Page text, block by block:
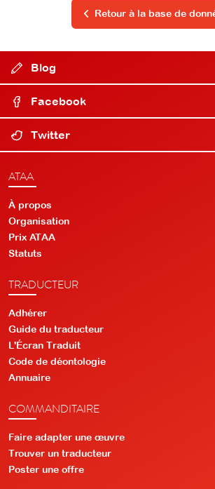
Retour à la base de
Blog
Facebook
Twitter
ATAA
À propos
Organisation
Prix ATAA
Statuts
TRADUCTEUR
Adhérer
Guide du traducteur
L'Écran Traduit
Code de déontologie
Annuaire
COMMANDITAIRE
Faire adapter une œuvre
Trouver un traducteur
Poster une offre